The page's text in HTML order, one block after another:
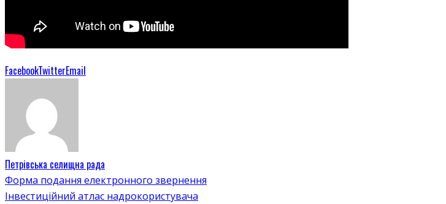
FacebookTwitterEmail
Петрівська селищна рада
Форма подання електронного звернення
Інвестиційний атлас надрокористувача